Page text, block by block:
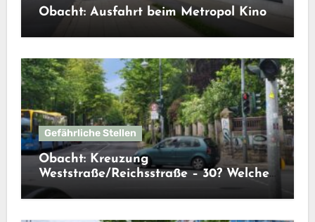
Obacht: Ausfahrt beim Metropol Kino
Gefährliche Stellen
Obacht: Kreuzung
Weststraße/Reichsstraße – 30? Welche
30?